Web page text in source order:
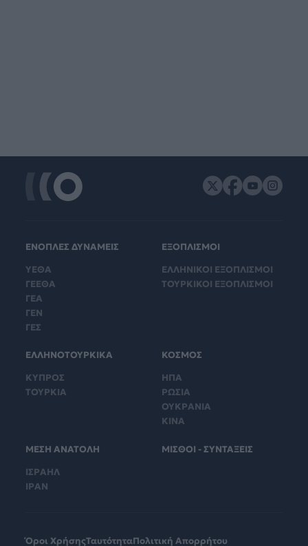
ΕΝΟΠΛΕΣ ΔΥΝΑΜΕΙΣ
ΥΕΘΑ
ΓΕΕΘΑ
ΓΕΑ
ΓΕΝ
ΓΕΣ
ΕΞΟΠΛΙΣΜΟΙ
ΕΛΛΗΝΙΚΟΙ ΕΞΟΠΛΙΣΜΟΙ
ΤΟΥΡΚΙΚΟΙ ΕΞΟΠΛΙΣΜΟΙ
ΕΛΛΗΝΟΤΟΥΡΚΙΚΑ
ΚΥΠΡΟΣ
ΤΟΥΡΚΙΑ
ΚΟΣΜΟΣ
ΗΠΑ
ΡΩΣΙΑ
ΟΥΚΡΑΝΙΑ
ΚΙΝΑ
ΜΕΣΗ ΑΝΑΤΟΛΗ
ΙΣΡΑΗΛ
ΙΡΑΝ
ΜΙΣΘΟΙ - ΣΥΝΤΑΞΕΙΣ
Όροι ΧρήσηςΤαυτότηταΠολιτική Απορρήτου